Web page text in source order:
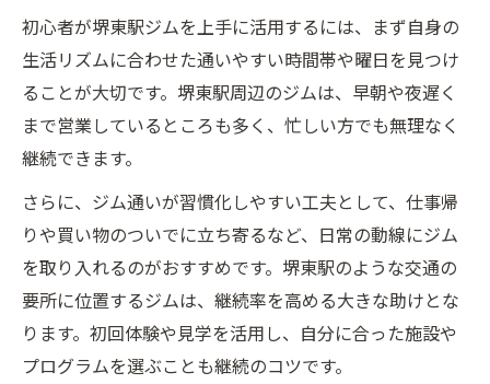
初心者が堺東駅ジムを上手に活用するには、まず自身の
生活リズムに合わせた通いやすい時間帯や曜日を見つけ
ることが大切です。堺東駅周辺のジムは、早朝や夜遅く
まで営業しているところも多く、忙しい方でも無理なく
継続できます。
さらに、ジム通いが習慣化しやすい工夫として、仕事帰
りや買い物のついでに立ち寄るなど、日常の動線にジム
を取り入れるのがおすすめです。堺東駅のような交通の
要所に位置するジムは、継続率を高める大きな助けとな
ります。初回体験や見学を活用し、自分に合った施設や
プログラムを選ぶことも継続のコツです。